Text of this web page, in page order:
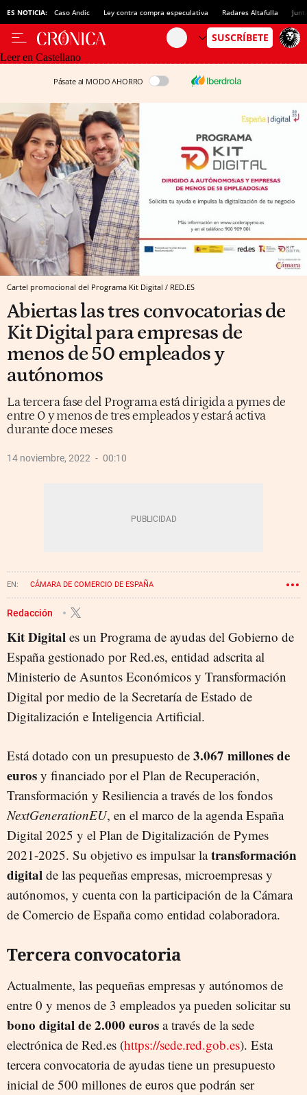
ES NOTICIA: Caso Andic Ley contra compra especulativa Radares Altafulla
Leer en Castellano
Pásate al MODO AHORRO
Cartel promocional del Programa Kit Digital / RED.ES
Abiertas las tres convocatorias de
Kit Digital para empresas de
menos de 50 empleados y
autónomos
La tercera fase del Programa está dirigida a pymes de
entre 0 y menos de tres empleados y estará activa
durante doce meses
14 noviembre, 2022 00:10
CÁMARA DE COMERCIO DE ESPAÑA
Redacción
Kit Digital es un Programa de ayudas del Gobierno de
España gestionado por Red.es, entidad adscrita al
Ministerio de Asuntos Económicos y Transformación
Digital por medio de la Secretaría de Estado de
Digitalización e Inteligencia Artificial.
Está dotado con un presupuesto de 3.067 millones de
euros y financiado por el Plan de Recuperación,
Transformación y Resiliencia a través de los fondos
NextGenerationEU, en el marco de la agenda España
Digital 2025 y el Plan de Digitalización de Pymes
2021-2025. Su objetivo es impulsar latransformación
digital de las pequeñas empresas, microempresas y
autónomos, y cuenta con la participación de la Cámara
de Comercio de España como entidad colaboradora.
Tercera convocatoria
Actualmente, las pequeñas empresas y autónomos de
entre 0 y menos de 3 empleados ya pueden solicitar su
bono digital de 2.000 euros a través de la sede
electrónica de Red.es (https://sede.red.gob.es). Esta
tercera convocatoria de ayudas tiene un presupuesto
inicial de 500 millones de euros que podrán ser